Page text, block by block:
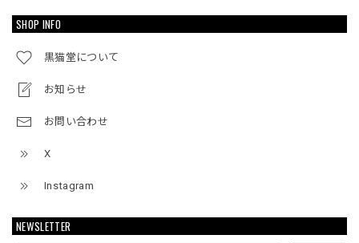
SHOP INFO
黒猫堂について
お知らせ
お問い合わせ
X
Instagram
NEWSLETTER